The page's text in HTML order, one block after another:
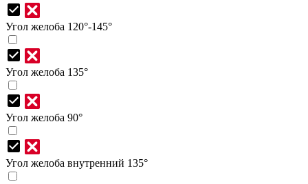
Угол желоба 120°-145°
Угол желоба 135°
Угол желоба 90°
Угол желоба внутренний 135°